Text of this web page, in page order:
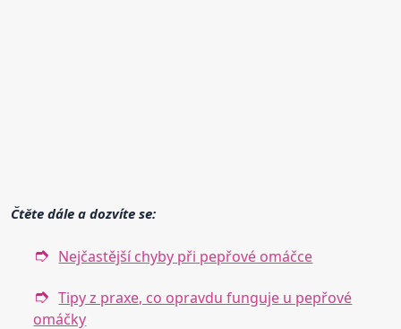
Čtěte dále a dozvíte se:
Nejčastější chyby při pepřové omáčce
Tipy z praxe, co opravdu funguje u pepřové
omáčky